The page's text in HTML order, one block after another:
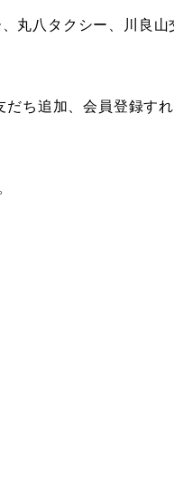
丸八タクシー、川良山
ち追加、会員登録す